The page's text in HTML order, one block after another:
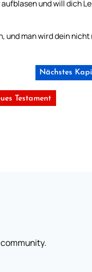
und will dich
und man wird dein nicht
Nächstes
Testament